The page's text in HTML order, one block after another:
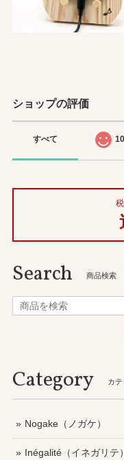
ショップの評価
すべて 10
Search 商品検索
Category カ
Nogake（ノガケ）
Inégalité（イネガリテ）